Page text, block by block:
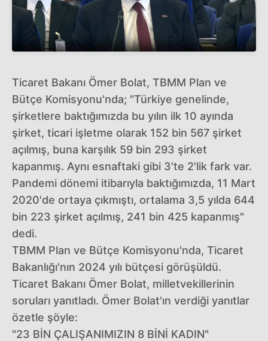
Ticaret Bakanı Ömer Bolat, TBMM Plan ve
Bütçe Komisyonu'nda; "Türkiye genelinde,
şirketlere baktığımızda bu yılın ilk 10 ayında
şirket, ticari işletme olarak 152 bin 567 şirket
açılmış, buna karşılık 59 bin 293 şirket
kapanmış. Aynı esnaftaki gibi 3'te 2'lik fark var.
Pandemi dönemi itibarıyla baktığımızda, 11 Mart
2020'de ortaya çıkmıştı, ortalama 3,5 yılda 644
bin 223 şirket açılmış, 241 bin 425 kapanmış"
dedi.
TBMM Plan ve Bütçe Komisyonu'nda, Ticaret
Bakanlığı'nın 2024 yılı bütçesi görüşüldü.
Ticaret Bakanı Ömer Bolat, milletvekillerinin
soruları yanıtladı. Ömer Bolat'ın verdiği yanıtlar
özetle şöyle:
"23 BİN ÇALIŞANIMIZIN 8 BİNİ KADIN"